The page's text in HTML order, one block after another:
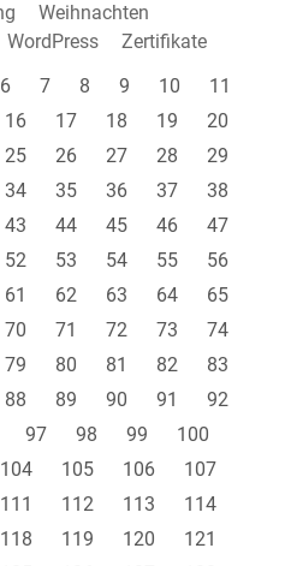
Weihnachten
WordPress
Zertifikate
6 7 8 9 10
11
16 17 18 19
20
25 26 27 28
29
34 35 36 37
38
43 44 45 46
47
52 53 54 55
56
61 62 63 64
65
70 71 72 73
74
79 80 81 82
83
88 89 90 91
92
97 98 99
100
104 105 106
107
111 112 113
114
118 119 120
121